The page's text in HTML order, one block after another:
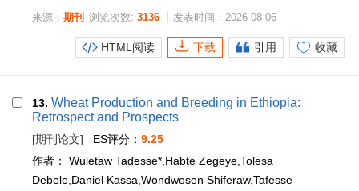
来源： 期刊 浏览次数: 3136 发表时间：2026-08-06
HTML阅读 下载 引用 收藏
13. Wheat Production and Breeding in Ethiopia:
Retrospect and Prospects
[期刊论文] ES评分： 9.25
作者： Wuletaw Tadesse*,Habte Zegeye,Tolesa
Debele,Daniel Kassa,Wondwosen Shiferaw,Tafesse